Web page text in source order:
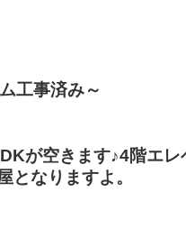
工事済み～
が空きます♪4階エレ
となりますよ。